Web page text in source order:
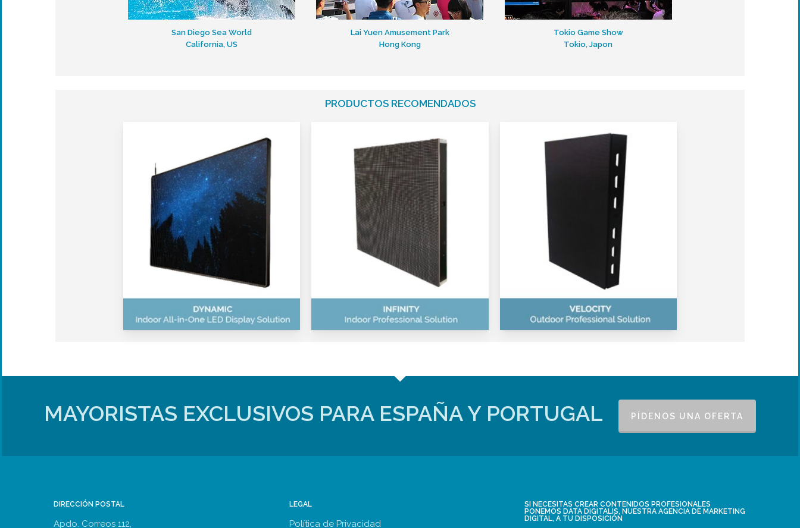
San Diego Sea World
California, US
Lai Yuen Amusement Park
Hong Kong
Tokio Game Show
Tokio, Japon
PRODUCTOS RECOMENDADOS
Dynamic
Tu Solución «All in
One» para Interiores
Resolucion de 1.5
mm a 2.571 mm.
Totalemente Plug
and Play
No necesita
estructura
Facilidad de uso
Infinity
Tu Solución Profesional
para Interiores
Resolución de 4mm
a 10mm.
Profundidad y brillo
de color superior.
Facilidad de
Mantenimiento y
Servicio
Gran estabilidad y
alta fiabilidad
Velocity
Tu Solución Profesional
para Exteriores
Resolución de
Excelente «pixel to
pixel» match
Sin líneas de barrido
De muy fácil
instalación
MAYORISTAS EXCLUSIVOS PARA ESPAÑA Y PORTUGAL PÍDENOS UNA OFERTA
DIRECCIÓN POSTAL
Apdo. Correos 112,
LEGAL
Política de Privacidad
SI NECESITAS CREAR CONTENIDOS PROFESIONALES
PONEMOS DATA DIGITALIS, NUESTRA AGENCIA DE MARKETING
DIGITAL, A TU DISPOSICIÓN